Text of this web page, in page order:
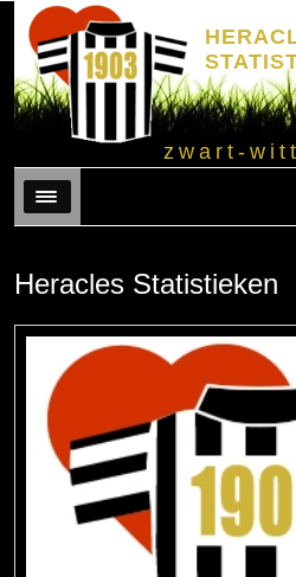
zwart-
Menu
Heracles Statistieken